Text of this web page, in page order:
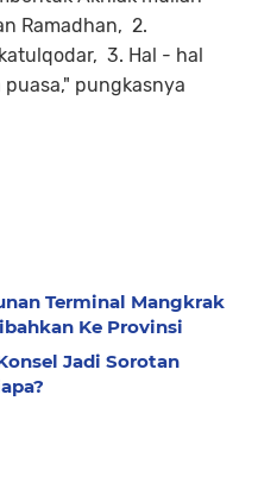
Ramadhan, 2.
3. Hal - hal
pungkasnya
Terminal Mangkrak
Ke Provinsi
Jadi Sorotan